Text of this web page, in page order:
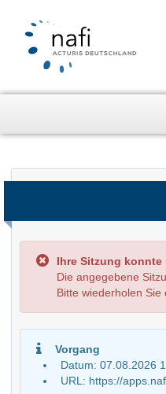
Ihre Sitzung
Die angegebene
Bitte wiederholen
Vorgang
Datum: 07.08.2026
URL: https://